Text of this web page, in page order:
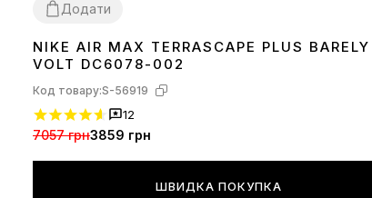
Додати
4041 4243 4445
NIKE AIR MAX TERRASCAPE PLUS BARELY
VOLT DC6078-002
Код товару:S-56919
12
7057 грн3859 грн
ШВИДКА ПОКУПКА